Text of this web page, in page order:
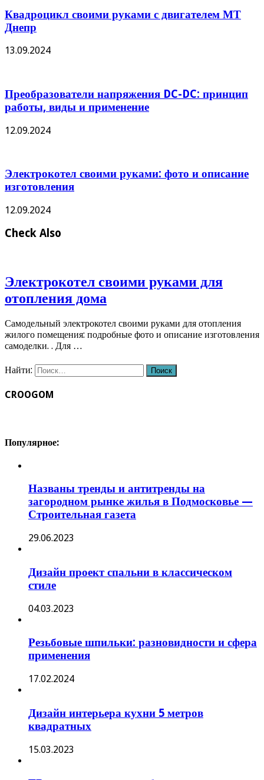
Квадроцикл своими руками с двигателем МТ
Днепр
13.09.2024
Преобразователи напряжения DC-DC: принцип
работы, виды и применение
12.09.2024
Электрокотел своими руками: фото и описание
изготовления
12.09.2024
Check Also
Электрокотел своими руками для
отопления дома
Самодельный электрокотел своими руками для отопления
жилого помещения: подробные фото и описание изготовления
самоделки. . Для …
Найти:
CROOGOM
Популярное:
Названы тренды и антитренды на
загородном рынке жилья в Подмосковье —
Строительная газета
29.06.2023
Дизайн проект спальни в классическом
стиле
04.03.2023
Резьбовые шпильки: разновидности и сфера
применения
17.02.2024
Дизайн интерьера кухни 5 метров
квадратных
15.03.2023